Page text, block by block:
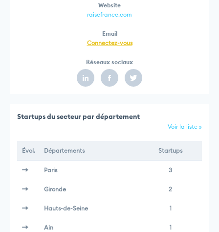
Website
raisefrance.com
Email
Connectez-vous
Réseaux sociaux
Startups du secteur par département
Voir la liste »
Évol. Départements Startups
Paris 3
Gironde 2
Hauts-de-Seine 1
Ain 1